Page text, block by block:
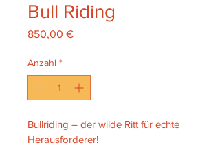
Bull Riding
850,00 €Preis
Anzahl *
Bullriding – der wilde Ritt für echte
Herausforderer!